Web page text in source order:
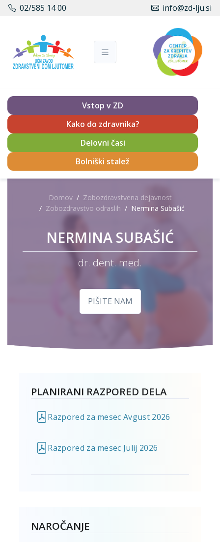
02/585 14 00 info@zd-lju.si
Vstop v ZD
Kako do zdravnika?
Delovni časi
Bolniški stalež
Domov
Zobozdravstvena dejavnost
Zobozdravstvo odraslih
Nermina Subašić
NERMINA SUBAŠIĆ
dr. dent. med.
PIŠITE NAM
PLANIRANI RAZPORED DELA
Razpored za mesec Avgust 2026
Razpored za mesec Julij 2026
NAROČANJE